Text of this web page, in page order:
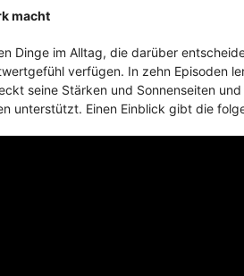
macht
Dinge im Alltag, die darüber
verfügen. In zehn Episoden
seine Stärken und Sonnenseiten
unterstützt. Einen Einblick gibt die